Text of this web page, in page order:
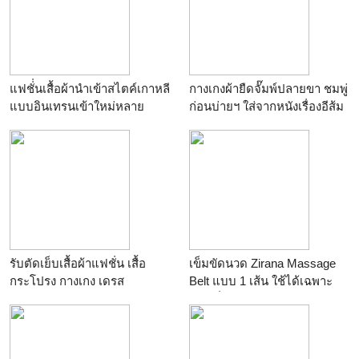
แฟชั่่นเสื้อผ้านำเข้าสไตค์เกาหลี
แบบอินเทรนเข้าใหม่หลาย
กางเกงผ้ายืดจั๊มพ์ปลายขา ชมพู่
ก่อนบ่ายฯ ใส่จากหนังเรื่องอีส้ม
ลม์
รับตัดเย็บเสื้อผ้าแฟชั่น เสื้อ
กระโปรง กางเกง เดรส
เข็มขัดนวด Zirana Massage
Belt แบบ 1 เส้น ใช้ได้เฉพาะ